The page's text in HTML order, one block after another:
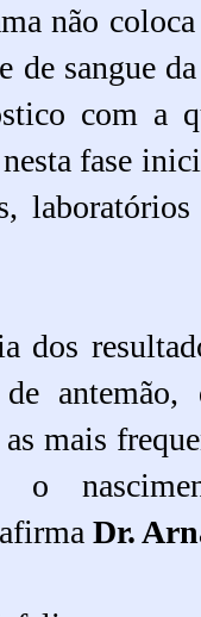
não
de sangue
com a
fase
dos
mais
o
Dr.